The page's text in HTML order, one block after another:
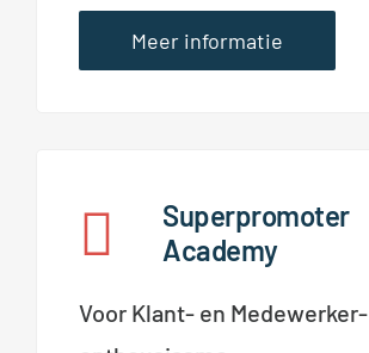
Meer informatie
Superpromoter
Academy
Voor Klant- en Medewerker-